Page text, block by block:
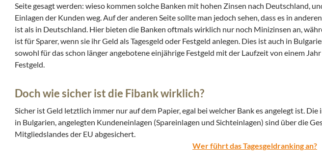
Seite gesagt werden: wieso kommen solche Banken mit hohen Zinsen nach Deutschland,
Einlagen der Kunden weg. Auf der anderen Seite sollte man jedoch sehen, dass es in
ist als in Deutschland. Hier bieten die Banken oftmals wirklich nur noch Minizinsen an,
ist für Sparer, wenn sie ihr Geld als Tagesgeld oder Festgeld anlegen. Dies ist auch in
sowohl für das schon länger angebotene einjährige Festgeld mit der Laufzeit von einem
Festgeld.
Doch wie sicher ist die Fibank wirklich?
Sicher ist Geld letztlich immer nur auf dem Papier, egal bei welcher Bank es angelegt ist.
in Bulgarien, angelegten Kundeneinlagen (Spareinlagen und Sichteinlagen) sind über die
Mitgliedslandes der EU abgesichert.
Wer führt das Tagesgeldranking an?